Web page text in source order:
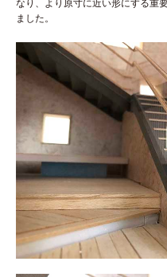
なり、より原寸に近い形にする重
ました。